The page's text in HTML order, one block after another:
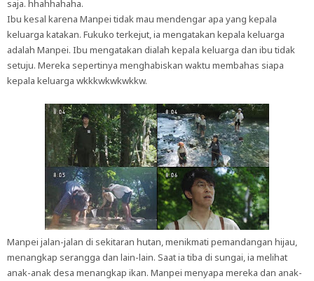
saja. hhahhahaha.
Ibu kesal karena Manpei tidak mau mendengar apa yang kepala
keluarga katakan. Fukuko terkejut, ia mengatakan kepala keluarga
adalah Manpei. Ibu mengatakan dialah kepala keluarga dan ibu tidak
setuju. Mereka sepertinya menghabiskan waktu membahas siapa
kepala keluarga wkkkwkwkwkkw.
Manpei jalan-jalan di sekitaran hutan, menikmati pemandangan hijau,
menangkap serangga dan lain-lain. Saat ia tiba di sungai, ia melihat
anak-anak desa menangkap ikan. Manpei menyapa mereka dan anak-